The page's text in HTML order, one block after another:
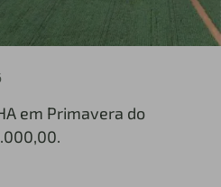
em Primavera do